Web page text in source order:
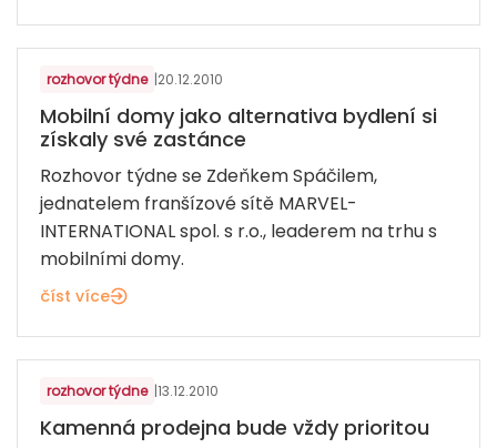
DŮM, BYT A ZAHRADA
rozhovor týdne |20.12.2010
Mobilní domy jako alternativa bydlení si
získaly své zastánce
Rozhovor týdne se Zdeňkem Spáčilem,
jednatelem franšízové sítě MARVEL-
INTERNATIONAL spol. s r.o., leaderem na trhu s
mobilními domy.
číst více
DŮM, BYT A ZAHRADA
rozhovor týdne |13.12.2010
Kamenná prodejna bude vždy prioritou